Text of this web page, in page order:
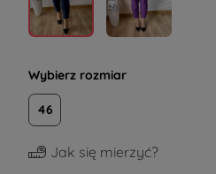
Wybierz rozmiar
46
Jak się mierzyć?